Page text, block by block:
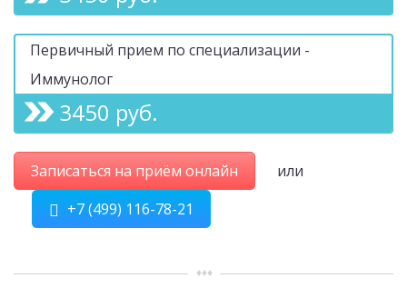
Первичный прием по специализации -
Иммунолог
3450 руб.
Записаться на приём онлайн
или
+7 (499) 116-78-21